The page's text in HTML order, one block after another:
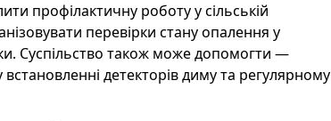
профілактичну роботу у сільській
перевірки стану опалення у
Суспільство також може допомогти —
детекторів диму та регулярному